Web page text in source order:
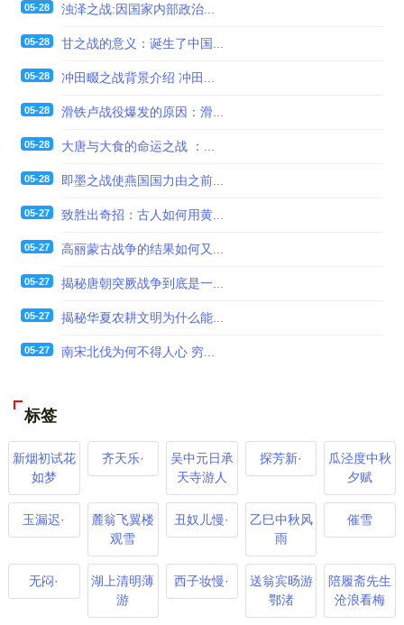
05-28 浊泽之战:因国家内部政治...
05-28 甘之战的意义：诞生了中国...
05-28 冲田畷之战背景介绍 冲田...
05-28 滑铁卢战役爆发的原因：滑...
05-28 大唐与大食的命运之战 ：...
05-28 即墨之战使燕国国力由之前...
05-27 致胜出奇招：古人如何用黄...
05-27 高丽蒙古战争的结果如何又...
05-27 揭秘唐朝突厥战争到底是一...
05-27 揭秘华夏农耕文明为什么能...
05-27 南宋北伐为何不得人心 穷...
标签
新烟初试花
如梦
齐天乐·
吴中元日承
天寺游人
探芳新·
瓜泾度中秋
夕赋
玉漏迟·
麓翁飞翼楼
观雪
丑奴儿慢·
乙巳中秋风
雨
催雪
无闷·
湖上清明薄
游
西子妆慢·
送翁宾旸游
鄂渚
陪履斋先生
沧浪看梅